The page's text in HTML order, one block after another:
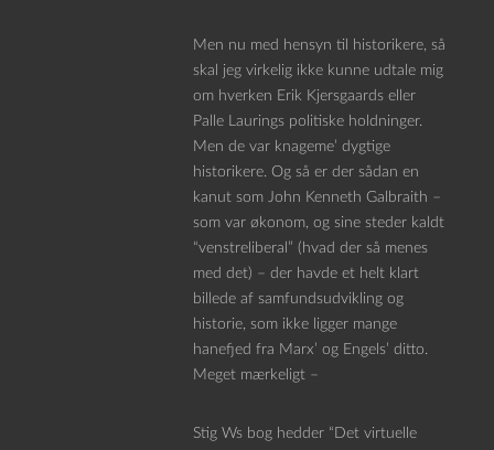
Men nu med hensyn til historikere, så
skal jeg virkelig ikke kunne udtale mig
om hverken Erik Kjersgaards eller
Palle Laurings politiske holdninger.
Men de var knageme’ dygtige
historikere. Og så er der sådan en
kanut som John Kenneth Galbraith –
som var økonom, og sine steder kaldt
“venstreliberal” (hvad der så menes
med det) – der havde et helt klart
billede af samfundsudvikling og
historie, som ikke ligger mange
hanefjed fra Marx’ og Engels’ ditto.
Meget mærkeligt –
Stig Ws bog hedder “Det virtuelle